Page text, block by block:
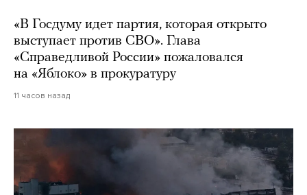
«В Госдуму идет партия, которая открыто
выступает против СВО». Глава
«Справедливой России» пожаловался
на «Яблоко» в прокуратуру
11 часов назад